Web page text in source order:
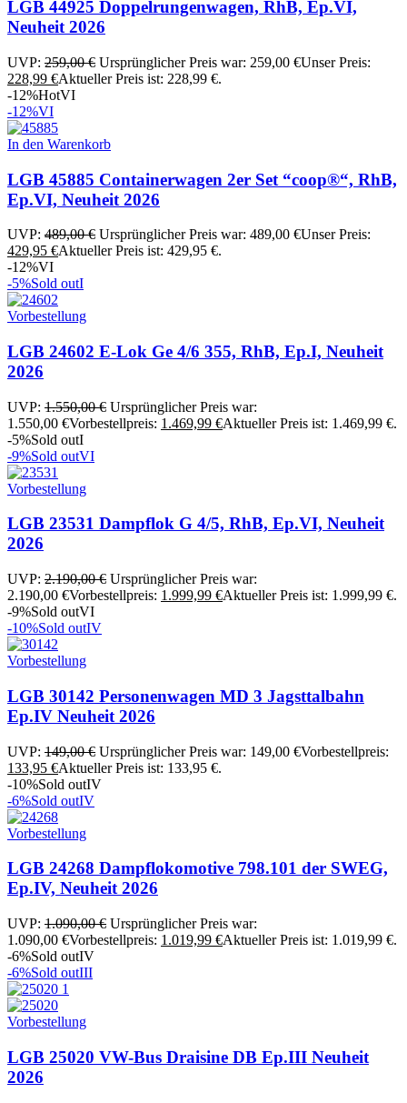
LGB 44925 Doppelrungenwagen, RhB, Ep.VI,
Neuheit 2026
UVP: 259,00€ Ursprünglicher Preis war: 259,00 €Unser Preis:
228,99 €Aktueller Preis ist: 228,99 €.
-12%HotVI
-12%VI
In den Warenkorb
LGB 45885 Containerwagen 2er Set “coop®“, RhB,
Ep.VI, Neuheit 2026
UVP: 489,00€ Ursprünglicher Preis war: 489,00 €Unser Preis:
429,95 €Aktueller Preis ist: 429,95 €.
-12%VI
-5%Sold outI
Vorbestellung
LGB 24602 E-Lok Ge 4/6 355, RhB, Ep.I, Neuheit
2026
UVP: 1.550,00€ Ursprünglicher Preis war:
1.550,00 €Vorbestellpreis: 1.469,99 €Aktueller Preis ist: 1.469,99 €.
-5%Sold outI
-9%Sold outVI
Vorbestellung
LGB 23531 Dampflok G 4/5, RhB, Ep.VI, Neuheit
2026
UVP: 2.190,00€ Ursprünglicher Preis war:
2.190,00 €Vorbestellpreis: 1.999,99 €Aktueller Preis ist: 1.999,99 €.
-9%Sold outVI
-10%Sold outIV
Vorbestellung
LGB 30142 Personenwagen MD 3 Jagsttalbahn
Ep.IV Neuheit 2026
UVP: 149,00€ Ursprünglicher Preis war: 149,00 €Vorbestellpreis:
133,95 €Aktueller Preis ist: 133,95 €.
-10%Sold outIV
-6%Sold outIV
Vorbestellung
LGB 24268 Dampflokomotive 798.101 der SWEG,
Ep.IV, Neuheit 2026
UVP: 1.090,00€ Ursprünglicher Preis war:
1.090,00 €Vorbestellpreis: 1.019,99 €Aktueller Preis ist: 1.019,99 €.
-6%Sold outIV
-6%Sold outIII
Vorbestellung
LGB 25020 VW-Bus Draisine DB Ep.III Neuheit
2026